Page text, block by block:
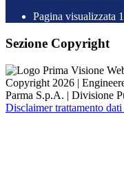
Pagina visualizzata
Sezione Copyright
Copyright 2026 |
Parma S.p.A. | Divisione
Disclaimer trattamento dati